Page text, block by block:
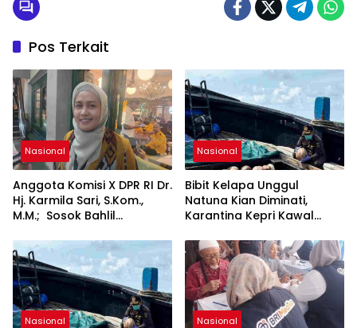
Pos Terkait
Nasional
Anggota Komisi X DPR RI Dr.
Hj. Karmila Sari, S.Kom.,
M.M.; Sosok Bahlil
Sumber Inspirasi bagi
Generasi Muda, Pelaku
Usaha, Pemerintah,
maupun Pemangku
Kepentingan lainnya untuk
bersama-sama
Nasional
Bibit Kelapa Unggul
Natuna Kian Diminati,
Karantina Kepri Kawal
Bintan
Nasional Nasional